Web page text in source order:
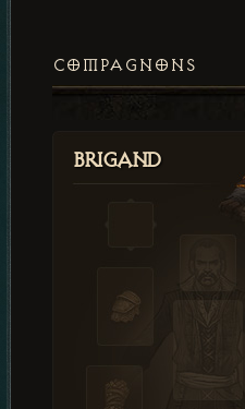
COMPAGNONS
Brigand